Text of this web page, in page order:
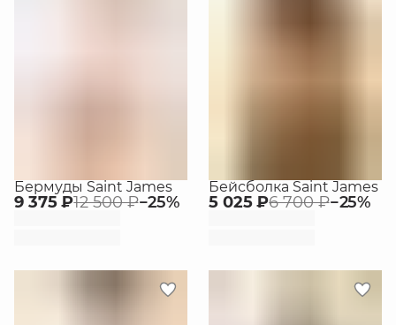
Бермуды Saint James
9 375 ₽12 500 ₽−25%
Бейсболка Saint James
5 025 ₽6 700 ₽−25%